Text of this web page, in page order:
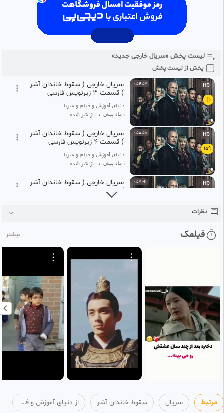
https://ifilo.net/jalal1400
لیست پخش «سریال خارجی جدید»
پخش از لیست پخش
دنیای آموزش و فیلم و سریال و انیمیشن
1 ماه پیش • بازنشر شده
0:43:38
سریال خارجی ( سقوط خاندان آشر
) قسمت ۲ زیرنویس فارسی
دنیای آموزش و فیلم و سریال و انیمیشن
0:54:57 HD
سریال خارجی ( سقوط خاندان آشر
) قسمت ۳ زیرنویس فارسی
دنیای آموزش و فیلم و سریال و انیمیشن
1 ماه پیش • بازنشر شده
159
0:55:58 HD
سریال خارجی ( سقوط خاندان آشر
) قسمت ۴ زیرنویس فارسی
دنیای آموزش و فیلم و سریال و انیمیشن
1 ماه پیش • بازنشر شده
0:57:06 HD
سریال خارجی ( سقوط خاندان آشر
) قسمت ۵ زیرنویس فارسی
HD
دنیای آموزش و فیلم و سریال و انیمیشن
1 ماه پیش • بازنشر شده
162
سریال خارجی ( سقوط خاندان آشر
) قسمت ۷ زیرنویس فارسی
دنیای آموزش و فیلم و سریال و انیمیشن
• بازنشر شده
163
SD
سریال دختر سیگارچی قسمت ۱
زیرنویس فارسی
دنیای آموزش و فیلم و سریال و انیمیشن
۴ هفته پیش
164
1:00:41
سریال دختر سیگارچی قسمت ۲
دنیای آموزش و فیلم و سریال و انیمیشن
• بازنشر شده
نظرات
فیلمک بیشتر
مرتبط سریال سقوط خاندان آشر از دنیای آموزش و فیلم و سریال و انیمیشن